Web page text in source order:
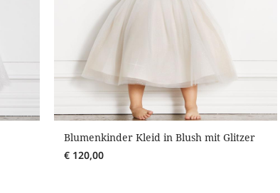
Blumenkinder Kleid in Blush mit Glitzer
€ 120,00